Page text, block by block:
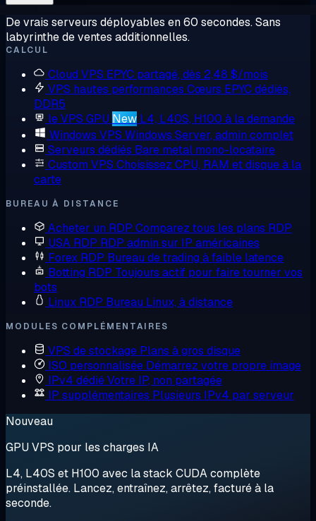
De vrais serveurs déployables en 60 secondes. Sans
labyrinthe de ventes additionnelles.
CALCUL
Cloud VPS EPYC partagé, dès 2,48 $/mois
VPS hautes performances Cœurs EPYC dédiés,
DDR5
le VPS GPU New L4, L40S, H100 à la demande
Windows VPS Windows Server, admin complet
Serveurs dédiés Bare metal mono-locataire
Custom VPS Choisissez CPU, RAM et disque à la
carte
BUREAU À DISTANCE
Acheter un RDP Comparez tous les plans RDP
USA RDP RDP admin sur IP américaines
Forex RDP Bureau de trading à faible latence
Botting RDP Toujours actif pour faire tourner vos
bots
Linux RDP Bureau Linux, à distance
MODULES COMPLÉMENTAIRES
VPS de stockage Plans à gros disque
ISO personnalisée Démarrez votre propre image
IPv4 dédiéVotre IP, non partagée
IP supplémentaires Plusieurs IPv4 par serveur
Nouveau
GPU VPS pour les charges IA
L4, L40S et H100 avec la stack CUDA complète
préinstallée. Lancez, entraînez, arrêtez, facturé à la
seconde.